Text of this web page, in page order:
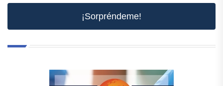
¡Sorpréndeme!